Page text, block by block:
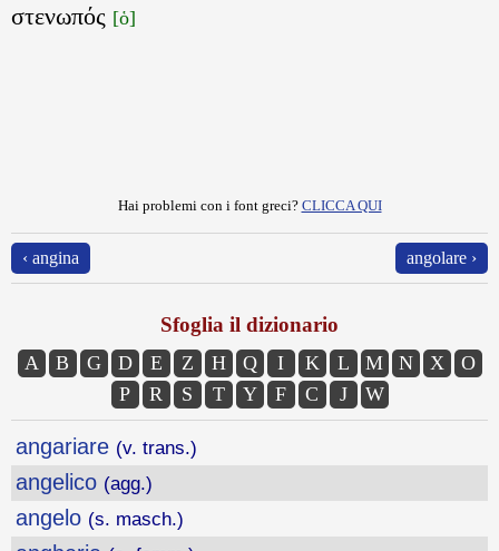
στενωπός [ὁ]
Hai problemi con i font greci? CLICCA QUI
‹ angina angolare ›
Sfoglia il dizionario
A B G D E Z H Q I K L M N X
O
P
R S T Y F C J W
angariare (v. trans.)
angelico (agg.)
angelo (s. masch.)